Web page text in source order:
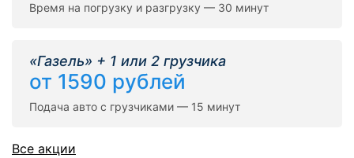
Время на погрузку и разгрузку — 30 минут
«Газель» + 1 или 2 грузчика
от 1590 рублей
Подача авто с грузчиками — 15 минут
Все акции